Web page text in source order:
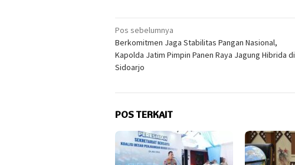
Navigasi
pos
Pos sebelumnya
Berkomitmen Jaga Stabilitas Pangan Nasional,
Kapolda Jatim Pimpin Panen Raya Jagung Hibrida di
Sidoarjo
POS TERKAIT